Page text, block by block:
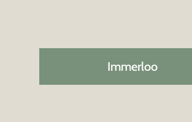
Immerloo